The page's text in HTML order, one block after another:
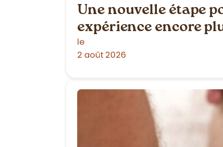
Une nouvelle étape
expérience encore
le
2 août 2026